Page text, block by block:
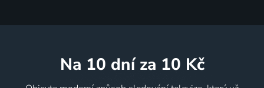
na 10 dní za 10 Kč